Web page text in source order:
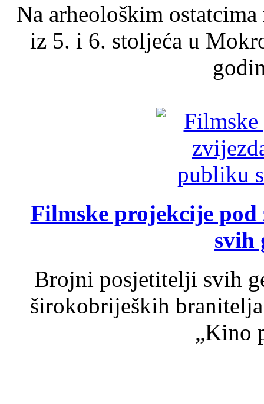
Na arheološkim
iz 5. i 6. stoljeća u
Filmske projekcije
svih
Brojni posjetitelji svih
širokobrijeških
„Kino